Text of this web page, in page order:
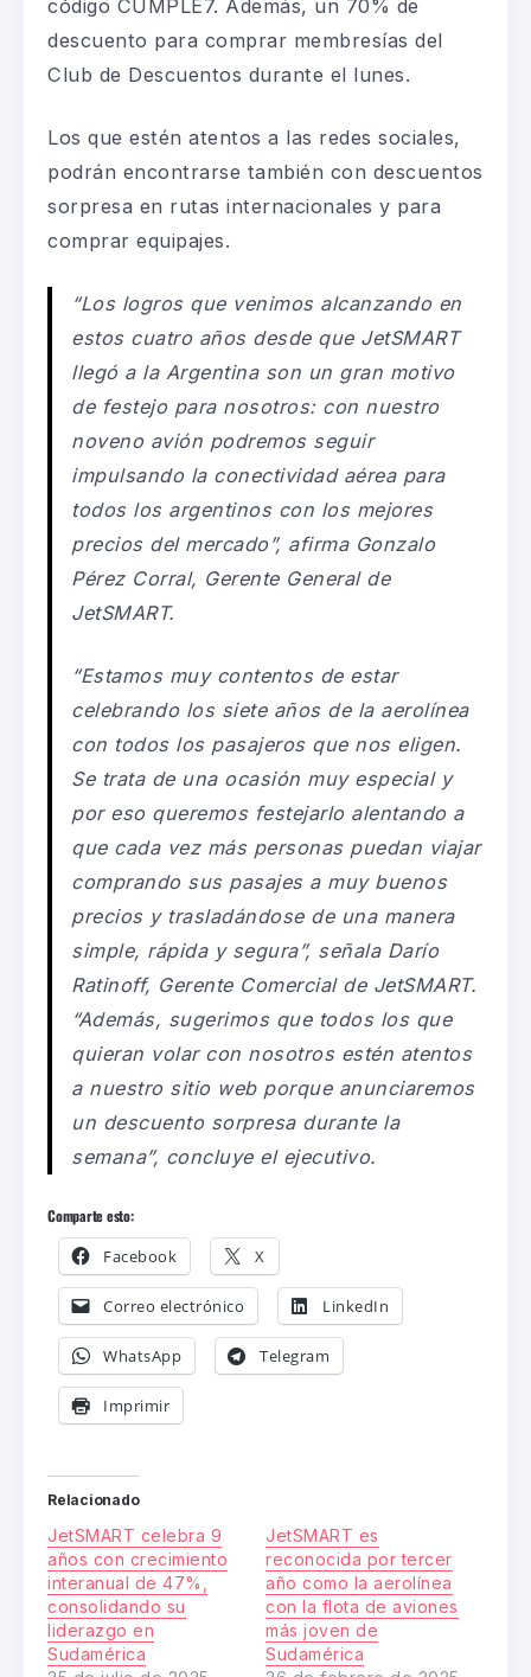
código CUMPLE7. Además, un 70% de
descuento para comprar membresías del
Club de Descuentos durante el lunes.
Los que estén atentos a las redes sociales,
podrán encontrarse también con descuentos
sorpresa en rutas internacionales y para
comprar equipajes.
“Los logros que venimos alcanzando en
estos cuatro años desde que JetSMART
llegó a la Argentina son un gran motivo
de festejo para nosotros: con nuestro
noveno avión podremos seguir
impulsando la conectividad aérea para
todos los argentinos con los mejores
precios del mercado”, afirma Gonzalo
Pérez Corral, Gerente General de
JetSMART.
“Estamos muy contentos de estar
celebrando los siete años de la aerolínea
con todos los pasajeros que nos eligen.
Se trata de una ocasión muy especial y
por eso queremos festejarlo alentando a
que cada vez más personas puedan viajar
comprando sus pasajes a muy buenos
precios y trasladándose de una manera
simple, rápida y segura”, señala Darío
Ratinoff, Gerente Comercial de JetSMART.
“Además, sugerimos que todos los que
quieran volar con nosotros estén atentos
a nuestro sitio web porque anunciaremos
un descuento sorpresa durante la
semana”, concluye el ejecutivo.
Comparte esto:
Facebook X
Correo electrónico LinkedIn
WhatsApp Telegram
Imprimir
Relacionado
JetSMART celebra 9
años con crecimiento
interanual de 47%,
consolidando su
liderazgo en
Sudamérica
JetSMART es
reconocida por tercer
año como la aerolínea
con la flota de aviones
más joven de
Sudamérica